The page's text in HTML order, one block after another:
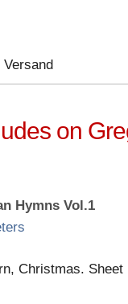
on
Hymns Vol.1
Christmas.